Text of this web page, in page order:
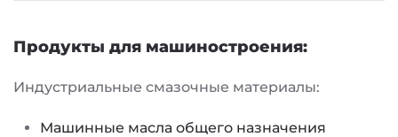
Продукты для машиностроения:
Индустриальные смазочные материалы:
Машинные масла общего назначения